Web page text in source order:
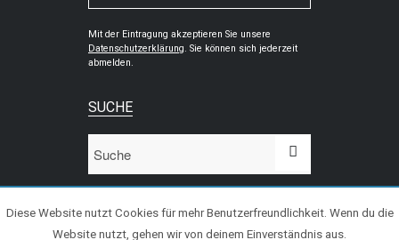
Mit der Eintragung akzeptieren Sie unsere
Datenschutzerklärung. Sie können sich jederzeit
abmelden.
SUCHE
Diese Website nutzt Cookies für mehr Benutzerfreundlichkeit. Wenn du die
Website nutzt, gehen wir von deinem Einverständnis aus.